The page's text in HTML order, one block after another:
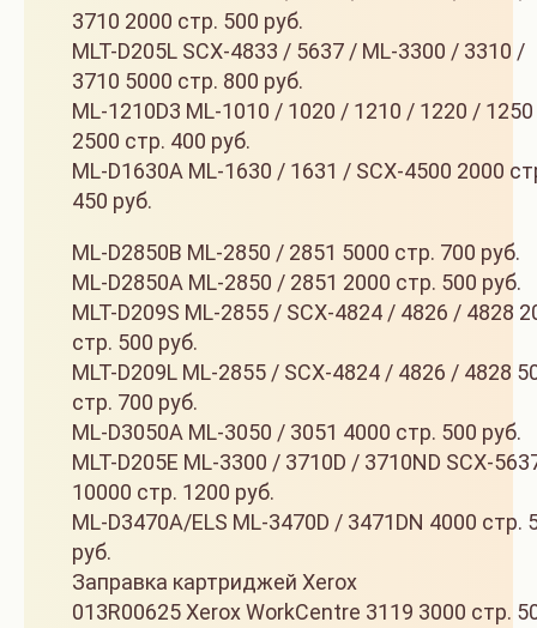
3710 2000 стр. 500 руб.
MLT-D205L SCX-4833 / 5637 / ML-3300 / 3310 /
3710 5000 стр. 800 руб.
ML-1210D3 ML-1010 / 1020 / 1210 / 1220 / 1250
2500 стр. 400 руб.
ML-D1630A ML-1630 / 1631 / SCX-4500 2000
450 руб.
ML-D2850B ML-2850 / 2851 5000 стр. 700 руб.
ML-D2850A ML-2850 / 2851 2000 стр. 500 руб.
MLT-D209S ML-2855 / SCX-4824 / 4826 / 4828
стр. 500 руб.
MLT-D209L ML-2855 / SCX-4824 / 4826 / 4828
стр. 700 руб.
ML-D3050A ML-3050 / 3051 4000 стр. 500 руб.
MLT-D205E ML-3300 / 3710D / 3710ND SCX-
10000 стр. 1200 руб.
ML-D3470A/ELS ML-3470D / 3471DN 4000 стр.
руб.
Заправка картриджей Xerox
013R00625 Xerox WorkCentre 3119 3000 стр.